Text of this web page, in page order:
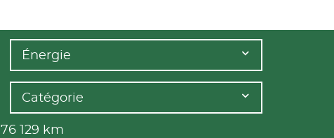
Énergie
Catégorie
176 129 km